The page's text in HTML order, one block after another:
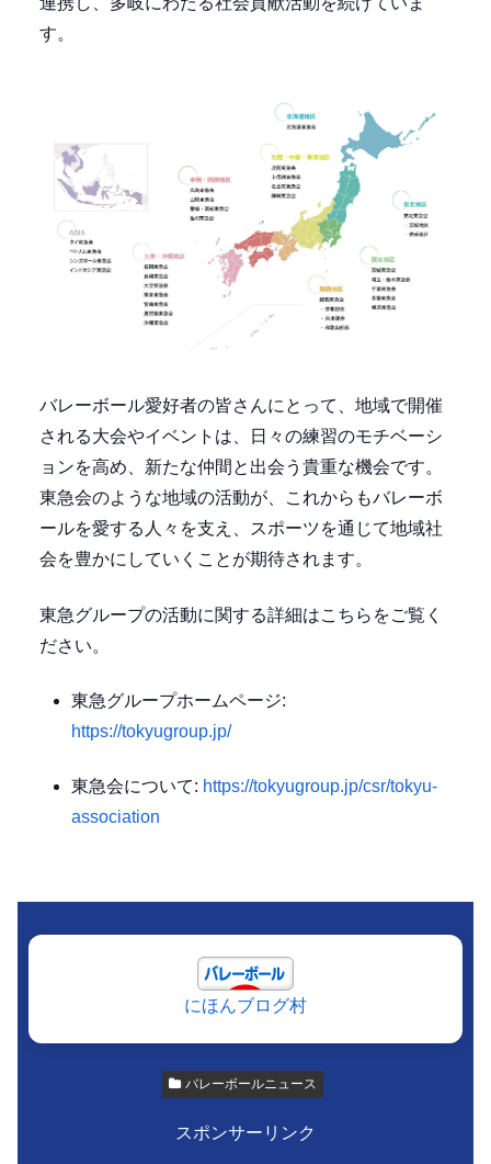
す。
バレーボール愛好者の皆さんにとって、地域で開催
される大会やイベントは、日々の練習のモチベーシ
ョンを高め、新たな仲間と出会う貴重な機会です。
東急会のような地域の活動が、これからもバレーボ
ールを愛する人々を支え、スポーツを通じて地域社
会を豊かにしていくことが期待されます。
東急グループの活動に関する詳細はこちらをご覧く
ださい。
東急グループホームページ:
https://tokyugroup.jp/
東急会について: https://tokyugroup.jp/csr/tokyu-
association
にほんブログ村
バレーボールニュース
スポンサーリンク